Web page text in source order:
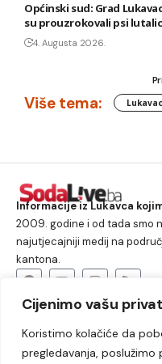
Cijenimo vašu
Koristimo kolačiće da
pregledavanja, poslužimo
Općinski sud: Grad
su prouzrokovali psi
4. Augusta 2026.
Više tema: Lukavac
Informacije iz Lukavca
2009. godine i od tada smo
najutjecajniji medij na
kantona.
Lukavac Društvo